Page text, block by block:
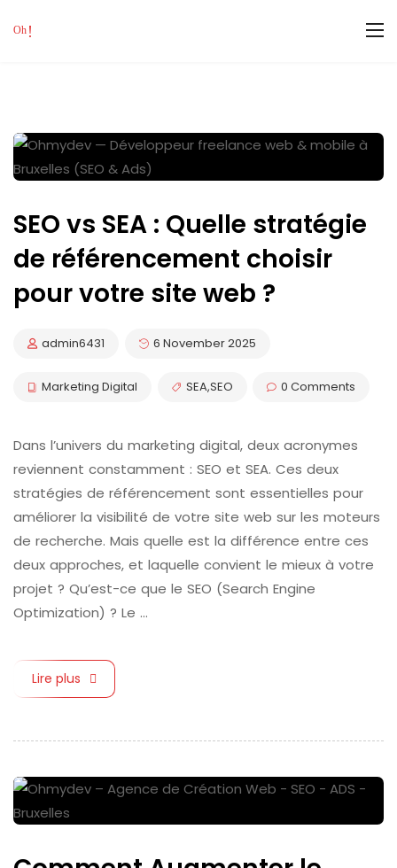
SEO vs SEA : Quelle stratégie
de référencement choisir
pour votre site web ?
admin6431 6 November 2025
Marketing Digital SEA,SEO 0 Comments
Dans l’univers du marketing digital, deux acronymes
reviennent constamment : SEO et SEA. Ces deux
stratégies de référencement sont essentielles pour
améliorer la visibilité de votre site web sur les moteurs
de recherche. Mais quelle est la différence entre ces
deux approches, et laquelle convient le mieux à votre
projet ? Qu’est-ce que le SEO (Search Engine
Optimization) ? Le …
Lire plus